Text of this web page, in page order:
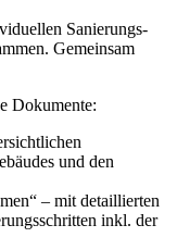
Sanierungs­
Gemeinsam
Dokumente:
und den
– mit detaillierten
inkl. der